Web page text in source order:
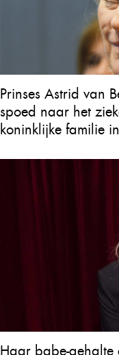
Prinses Astrid van
spoed naar het
koninklijke familie
Haar babe-